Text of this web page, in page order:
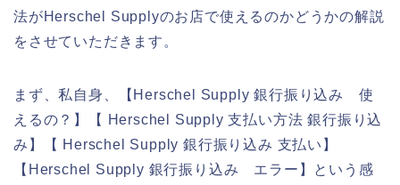
法がHerschel Supplyのお店で使えるのかどうかの解説
をさせていただきます。
まず、私自身、【Herschel Supply 銀行振り込み 使
えるの？】【 Herschel Supply 支払い方法 銀行振り込
み】【 Herschel Supply 銀行振り込み 支払い】
【Herschel Supply 銀行振り込み エラー】という感